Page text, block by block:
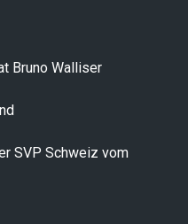
Bruno Walliser
SVP Schweiz vom